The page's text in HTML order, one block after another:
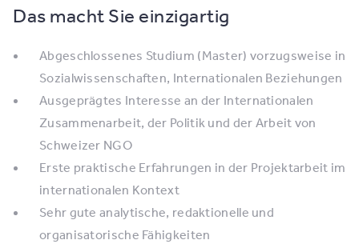
Das macht Sie einzigartig
Abgeschlossenes Studium (Master) vorzugsweise in
Sozialwissenschaften, Internationalen Beziehungen
Ausgeprägtes Interesse an der Internationalen
Zusammenarbeit, der Politik und der Arbeit von
Schweizer NGO
Erste praktische Erfahrungen in der Projektarbeit im
internationalen Kontext
Sehr gute analytische, redaktionelle und
organisatorische Fähigkeiten